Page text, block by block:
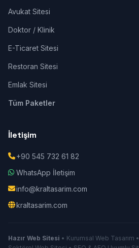
Avukat Sitesi
Doktor / Klinik
E-Ticaret Sitesi
Restoran Sitesi
Emlak Sitesi
Tüm Paketler
İletişim
+90 545 732 61 82
WhatsApp İletişim
info@kraltasarim.com
kraltasarim.com
Hazır Web Sitesi • Kurumsal Web Tasarım